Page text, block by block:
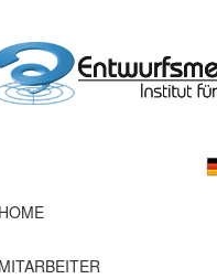
HOME
MITARBEITER